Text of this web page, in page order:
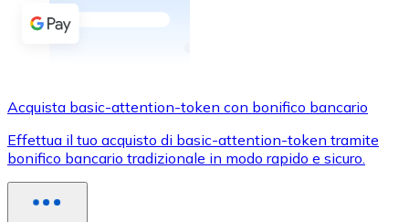
Acquista con bonifico bancario
Acquista con carta
Negozio - Carte regalo
Nuovo
Acquista basic-attention-token con bonifico bancario
Effettua il tuo acquisto di basic-attention-token tramite
bonifico bancario tradizionale in modo rapido e sicuro.